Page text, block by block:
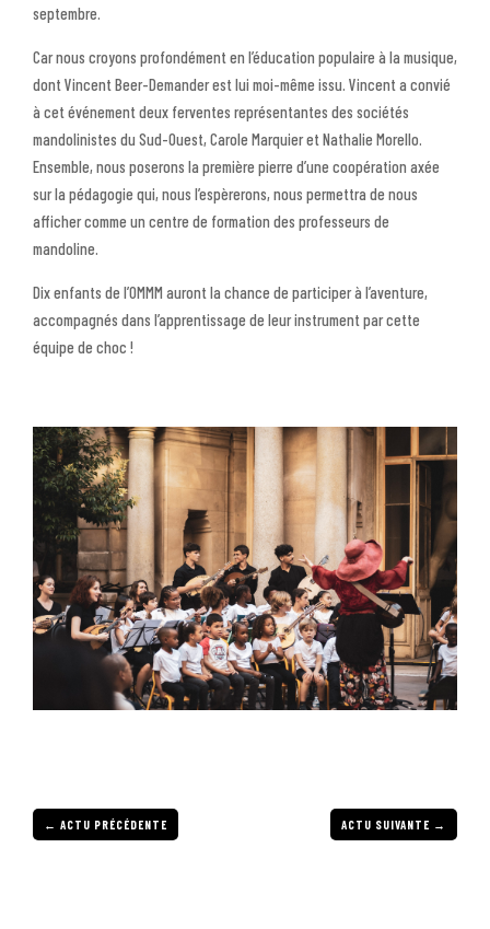
septembre.
Car nous croyons profondément en l’éducation populaire à la musique,
dont Vincent Beer-Demander est lui moi-même issu. Vincent a convié
à cet événement deux ferventes représentantes des sociétés
mandolinistes du Sud-Ouest, Carole Marquier et Nathalie Morello.
Ensemble, nous poserons la première pierre d’une coopération axée
sur la pédagogie qui, nous l’espèrerons, nous permettra de nous
afficher comme un centre de formation des professeurs de
mandoline.
Dix enfants de l’OMMM auront la chance de participer à l’aventure,
accompagnés dans l’apprentissage de leur instrument par cette
équipe de choc !
← ACTU PRÉCÉDENTE ACTU SUIVANTE →